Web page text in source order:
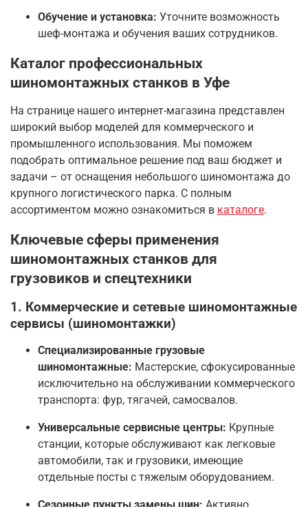
Обучение и установка: Уточните возможность
шеф-монтажа и обучения ваших сотрудников.
Каталог профессиональных
шиномонтажных станков в Уфе
На странице нашего интернет-магазина представлен
широкий выбор моделей для коммерческого и
промышленного использования. Мы поможем
подобрать оптимальное решение под ваш бюджет и
задачи – от оснащения небольшого шиномонтажа до
крупного логистического парка. С полным
ассортиментом можно ознакомиться в каталоге.
Ключевые сферы применения
шиномонтажных станков для
грузовиков и спецтехники
1. Коммерческие и сетевые шиномонтажные
сервисы (шиномонтажки)
Специализированные грузовые
шиномонтажные: Мастерские, сфокусированные
исключительно на обслуживании коммерческого
транспорта: фур, тягачей, самосвалов.
Универсальные сервисные центры: Крупные
станции, которые обслуживают как легковые
автомобили, так и грузовики, имеющие
отдельные посты с тяжелым оборудованием.